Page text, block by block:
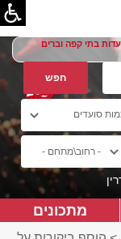
בתי קפה וברים
מתכונים